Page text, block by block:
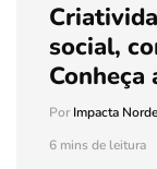
social,
Conheça
PorImpacta
6 mins de leitura